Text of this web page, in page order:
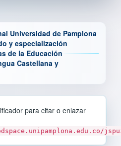
Universidad de Pamplona
y especialización
de la Educación
Castellana y
para citar o enlazar